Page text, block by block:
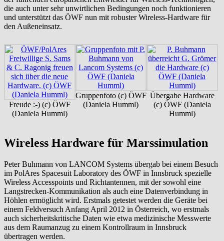
die auch unter sehr unwirtlichen Bedingungen noch funktionieren
und unterstützt das ÖWF nun mit robuster Wireless-Hardware für
den Außeneinsatz.
Freude :-) (c) ÖWF
(Daniela Humml)
Gruppenfoto (c) ÖWF
(Daniela Humml)
Übergabe Hardware
(c) ÖWF (Daniela
Humml)
Wireless Hardware für Marssimulation
Peter Buhmann von LANCOM Systems übergab bei einem Besuch
im PolAres Spacesuit Laboratory des ÖWF in Innsbruck spezielle
Wireless Accesspoints und Richtantennen, mit der sowohl eine
Langstrecken-Kommunikation als auch eine Datenverbindung in
Höhlen ermöglicht wird. Erstmals getestet werden die Geräte bei
einem Feldversuch Anfang April 2012 in Österreich, wo erstmals
auch sicherheitskritische Daten wie etwa medizinische Messwerte
aus dem Raumanzug zu einem Kontrollraum in Innsbruck
übertragen werden.